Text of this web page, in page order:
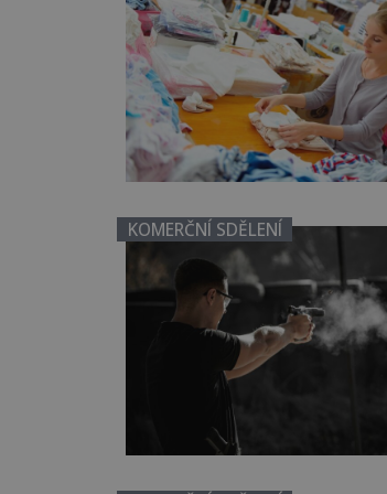
KOMERČNÍ SDĚLENÍ